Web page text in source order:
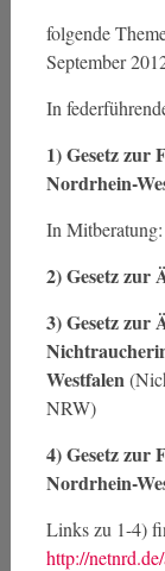
folgende
September
In
1) Gesetz zur
Nordrhein-
In Mitberatung:
2) Gesetz zur
3) Gesetz zur
Westfalen
NRW)
4) Gesetz zur
Nordrhein-
Links zu 1-4)
http://